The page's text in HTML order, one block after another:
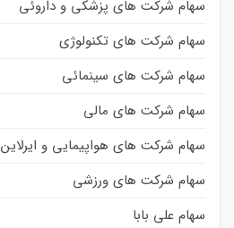
سهام شرکت های پزشکی و داروئی
سهام شرکت های تکنولوژی
سهام شرکت های سینمائی
سهام شرکت های مالی
سهام شرکت های هواپیمایی و ایرلاین
سهام شرکت های ورزشی
سهام علی بابا